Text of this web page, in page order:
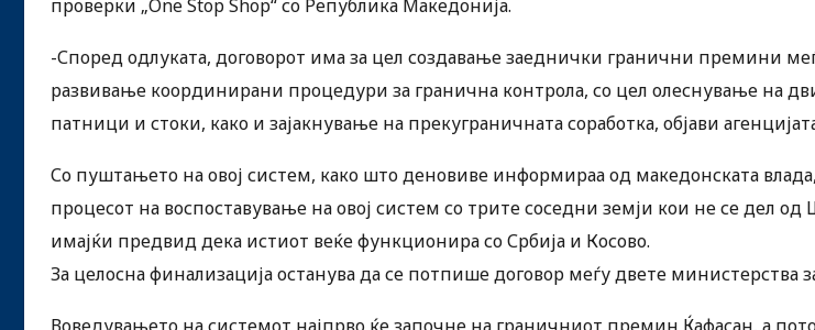
проверки „One Stop Shop“ со Република Македонија.
-Според одлуката, договорот има за цел создавање заеднички гранични премини
развивање координирани процедури за гранична контрола, со цел олеснување на
патници и стоки, како и зајакнување на прекуграничната соработка, објави
Со пуштањето на овој систем, како што деновиве информираа од македонската
процесот на воспоставување на овој систем со трите соседни земји кои не се дел од
имајќи предвид дека истиот веќе функционира со Србија и Косово.
За целосна финализација останува да се потпише договор меѓу двете министерства